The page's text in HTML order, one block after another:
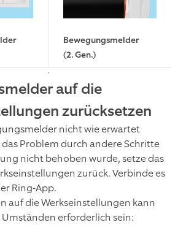
Bewegungsmelder
(2. Gen.)
auf die
zurücksetzen
nicht wie erwartet
Problem durch andere Schritte
nicht behoben wurde, setze das
zurück. Verbinde es
Ring-App.
auf die Werkseinstellungen kann
erforderlich sein: